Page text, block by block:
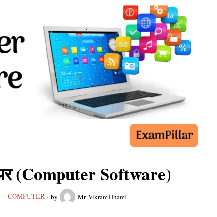
(Computer Software)
COMPUTER by Mr. Vikram Dhami